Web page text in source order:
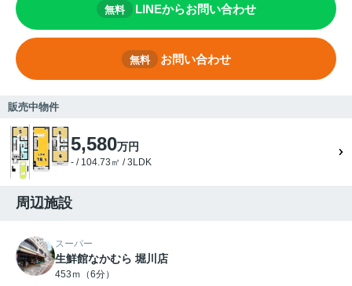
無料 LINEからお問い合わせ
無料 お問い合わせ
販売中物件
5,580万円
- / 104.73㎡ / 3LDK
周辺施設
スーパー
生鮮館なかむら 堀川店
453ｍ（6分）